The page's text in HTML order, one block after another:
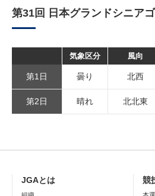
第31回 日本グランドシニア
気象区分 風向
第1日 曇り 北西
第2日 晴れ 北北東
JGAとは 競